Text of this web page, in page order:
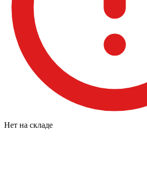
Нет на складе